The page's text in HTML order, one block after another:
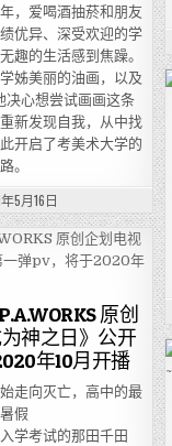
，爱喝酒抽菸和朋友
优异、深受欢迎的学
趣的生活感到焦躁。
姊美丽的油画，以及
决心想尝试画画这条
新发现自我，从中找
开启了考美术大学的
。
5月16日
原创
神之日》公开
年10月开播
走向灭亡，高中的最
假
学考试的那田千田